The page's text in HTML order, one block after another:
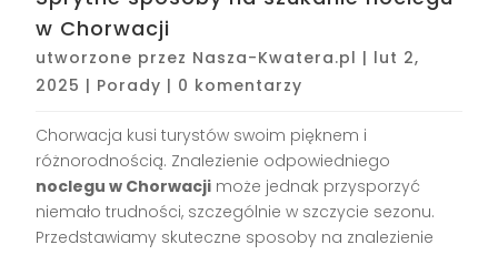
w Chorwacji
utworzone przez Nasza-Kwatera.pl | lut 2,
2025 | Porady | 0 komentarzy
Chorwacja kusi turystów swoim pięknem i
różnorodnością. Znalezienie odpowiedniego
noclegu w Chorwacji może jednak przysporzyć
niemało trudności, szczególnie w szczycie sezonu.
Przedstawiamy skuteczne sposoby na znalezienie